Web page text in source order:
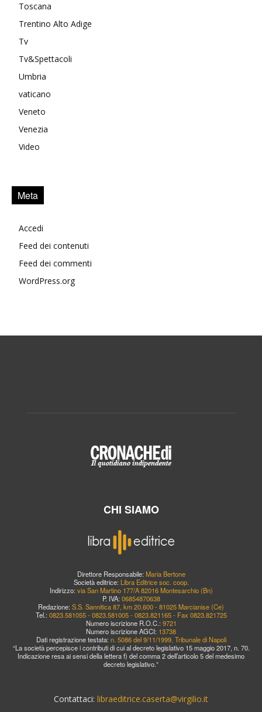
Toscana
Trentino Alto Adige
Tv
Tv&Spettacoli
Umbria
vaticano
Veneto
Venezia
Video
Meta
Accedi
Feed dei contenuti
Feed dei commenti
WordPress.org
CHI SIAMO
Direttore Responsabile: Maria Bertone
Società editrice: Libra Editrice soc. coop.
Indirizzo: via San Martino 177/A 82016 Montesarchio (Bn)
P. IVA: 06854870638
Redazione: S.S. Sannitica 87, km 20,600 - 81025 Marcianise (Ce)
Tel.: 0823.581055 - 0823.581005 - 0823.821165 - Fax 0823.821725
Numero iscrizione R.O.C.: 9721
Numero iscrizione AGCI: 13738
Dati registrazione testata: n. 5086 del 9/11/1999, Tribunale di Napoli
“La società percepisce i contributi di cui al decreto legislativo 15 maggio 2017, n. 70.
Indicazione resa ai sensi della lettera f) del comma 2 dell’articolo 5 del medesimo
decreto legislativo.”
Contattaci: libraeditrice.caserta@virgilio.it